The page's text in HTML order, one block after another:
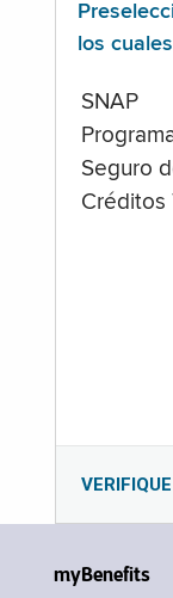
los
SNAP
Seguro
Créditos
myBenefits